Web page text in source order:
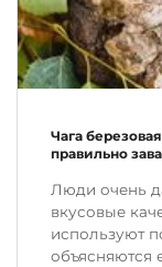
Чага
правильно
Люди очень
вкусовые
используют
объясняются